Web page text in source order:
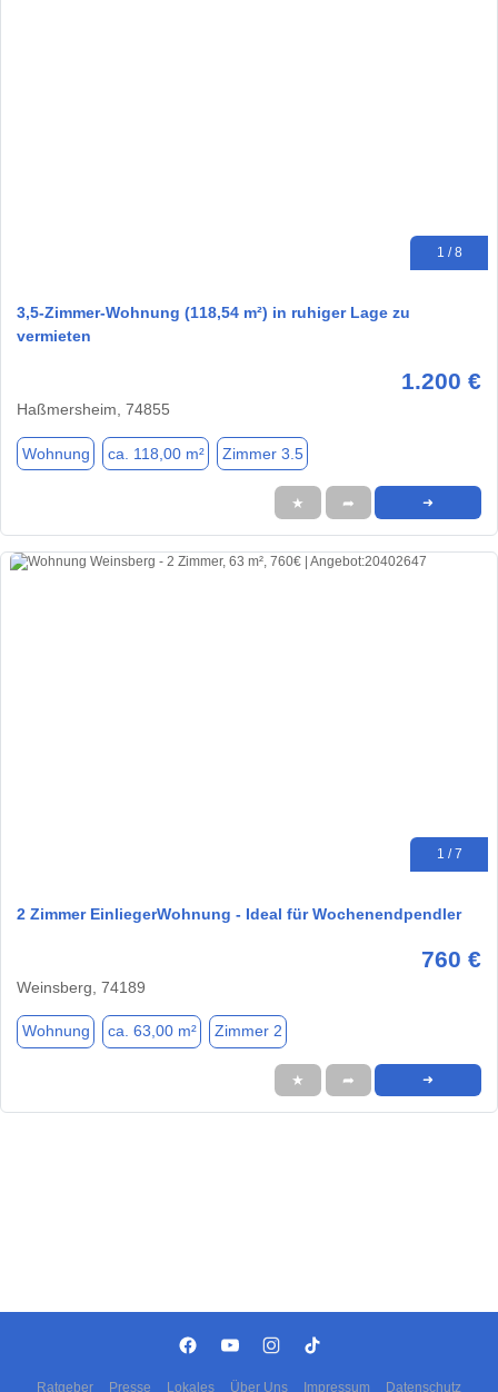
1 / 8
3,5-Zimmer-Wohnung (118,54 m²) in ruhiger Lage zu
vermieten
1.200 €
Haßmersheim, 74855
Wohnung ca. 118,00 m² Zimmer 3.5
★ ➦ ➜
1 / 7
2 Zimmer EinliegerWohnung - Ideal für Wochenendpendler
760 €
Weinsberg, 74189
Wohnung ca. 63,00 m² Zimmer 2
★ ➦ ➜
Ratgeber Presse Lokales Über Uns Impressum Datenschutz